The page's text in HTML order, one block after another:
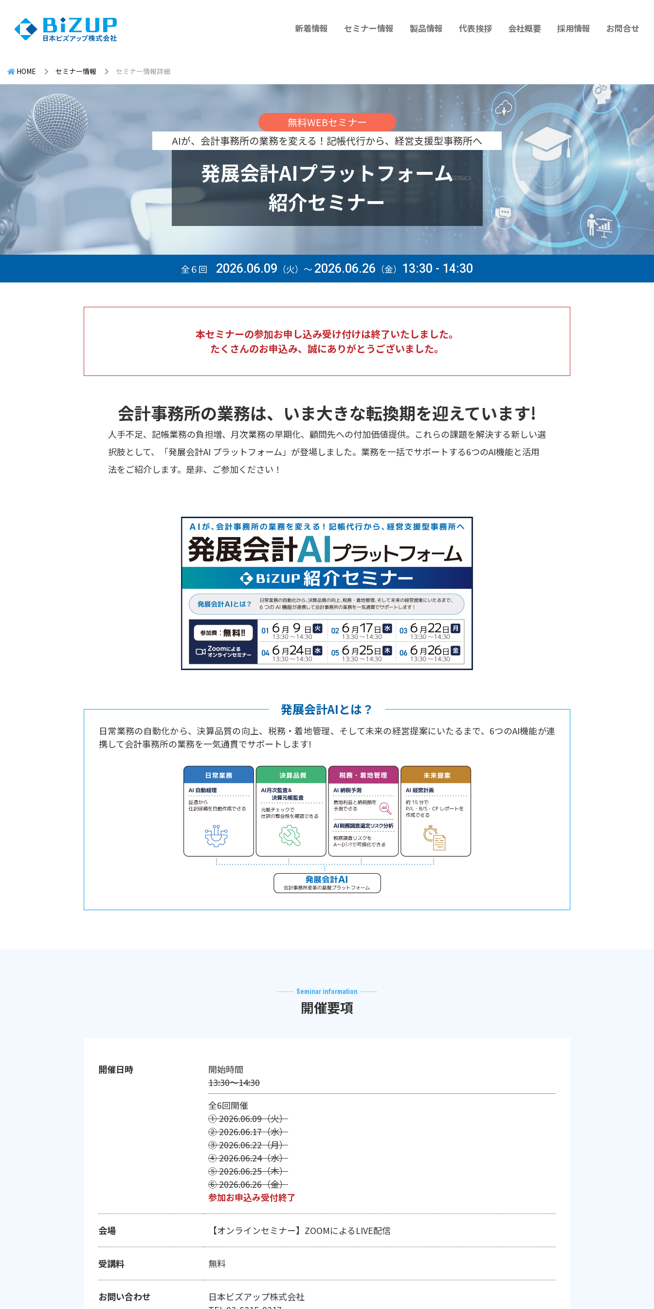
新着情報 セミナー情報 製品情報 代表挨拶 会社概要 採用情報 お問合せ
HOME セミナー情報 セミナー情報詳細
無料WEBセミナー
AIが、会計事務所の業務を変える！記帳代行から、経営支援型事務所へ
発展会計AIプラットフォーム
紹介セミナー
全６回 2026.06.09 （火）～ 2026.06.26 （金） 13:30 - 14:30
本セミナーの参加お申し込み受け付けは終了いたしました。
たくさんのお申込み、誠にありがとうございました。
会計事務所の業務は、いま大きな転換期を迎えています!
人手不足、記帳業務の負担増、月次業務の早期化、顧問先への付加価値提供。これらの課題を解決する新しい選
択肢として、「発展会計AI プラットフォーム」が登場しました。業務を一括でサポートする6つのAI機能と活用
法をご紹介します。是非、ご参加ください！
発展会計AIとは？
日常業務の自動化から、決算品質の向上、税務・着地管理、そして未来の経営提案にいたるまで、6つのAI機能が連
携して会計事務所の業務を一気通貫でサポートします!
Seminar information
開催要項
開催日時
開始時間
13:30～14:30
全6回開催
① 2026.06.09（火）
② 2026.06.17（水）
③ 2026.06.22（月）
④ 2026.06.24（水）
⑤ 2026.06.25（木）
⑥ 2026.06.26（金）
参加お申込み受付終了
会場 【オンラインセミナー】ZOOMによるLIVE配信
受講料 無料
お問い合わせ
日本ビズアップ株式会社